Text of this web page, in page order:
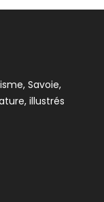
Savoie,
illustrés